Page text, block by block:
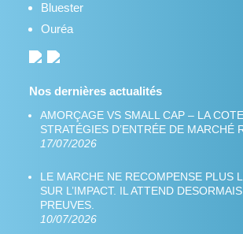
Bluester
Ouréa
Nos dernières actualités
AMORÇAGE VS SMALL CAP – LA
STRATÉGIES D’ENTRÉE DE MARCHÉ
17/07/2026
LE MARCHE NE RECOMPENSE PLUS
SUR L’IMPACT. IL ATTEND
PREUVES.
10/07/2026